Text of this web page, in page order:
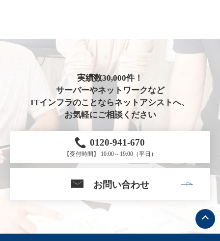
実績数30,000件！
サーバーやネットワークなど
ITインフラのことならネットアシストへ、
お気軽にご相談ください
0120-941-670
【受付時間】 10:00～19:00（平日）
お問い合わせ
ト
ッ
プ
へ